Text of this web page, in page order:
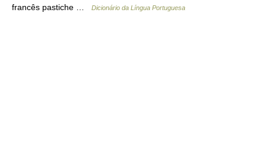
francês pastiche …
Dicionário da Língua Portuguesa